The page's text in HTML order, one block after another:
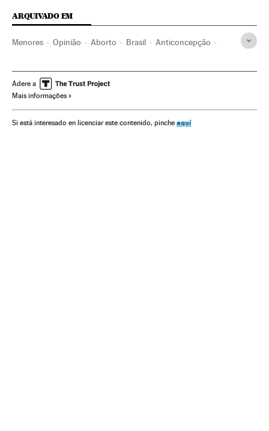
ARQUIVADO EM
Menores Opinião Aborto Brasil Anticoncepção
Medicina Saúde Grupos sociais
Adere a
Mais informações
Si está interesado en licenciar este contenido, pinche aquí